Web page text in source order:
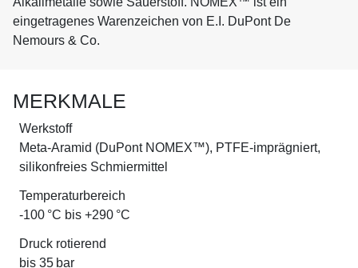
eingetragenes Warenzeichen von E.I. DuPont De
Nemours & Co.
MERKMALE
Werkstoff
Meta-Aramid (DuPont NOMEX™), PTFE-imprägniert,
silikonfreies Schmiermittel
Temperaturbereich
-100 °C bis +290 °C
Druck rotierend
bis 35 bar